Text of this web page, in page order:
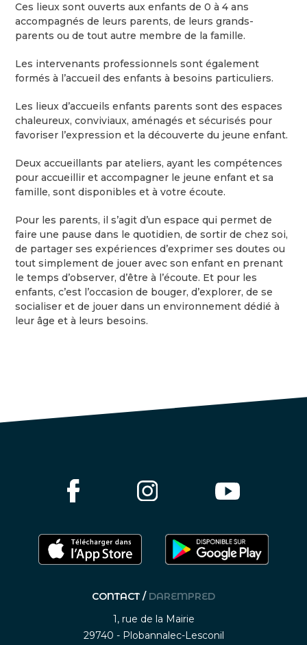
Ces lieux sont ouverts aux enfants de 0 à 4 ans
accompagnés de leurs parents, de leurs grands-
parents ou de tout autre membre de la famille.
Les intervenants professionnels sont également
formés à l’accueil des enfants à besoins particuliers.
Les lieux d’accueils enfants parents sont des espaces
chaleureux, conviviaux, aménagés et sécurisés pour
favoriser l’expression et la découverte du jeune enfant.
Deux accueillants par ateliers, ayant les compétences
pour accueillir et accompagner le jeune enfant et sa
famille, sont disponibles et à votre écoute.
Pour les parents, il s’agit d’un espace qui permet de
faire une pause dans le quotidien, de sortir de chez soi,
de partager ses expériences d’exprimer ses doutes ou
tout simplement de jouer avec son enfant en prenant
le temps d’observer, d’être à l’écoute. Et pour les
enfants, c’est l’occasion de bouger, d’explorer, de se
socialiser et de jouer dans un environnement dédié à
leur âge et à leurs besoins.
CONTACT / DAREMPRED
1, rue de la Mairie
29740 - Plobannalec-Lesconil